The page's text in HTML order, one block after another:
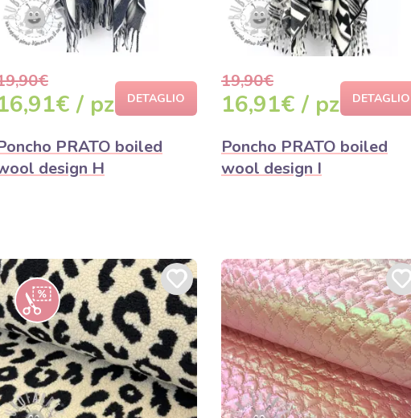
/ pz DETAGLIO
PRATO boiled
design H
19,90€
16,91€ / pz DETAGLIO
Poncho PRATO boiled
wool design I